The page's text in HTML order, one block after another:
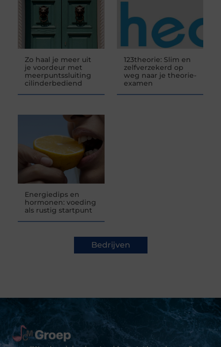
Zo haal je meer uit
je voordeur met
meerpuntssluiting
cilinderbediend
123theorie: Slim en
zelfverzekerd op
weg naar je theorie-
examen
Energiedips en
hormonen: voeding
als rustig startpunt
Bedrijven